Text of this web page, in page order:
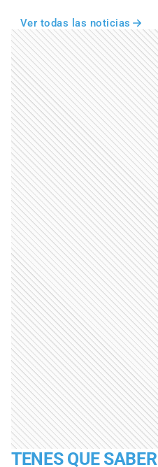
Ver todas las noticias
TENES QUE SABER